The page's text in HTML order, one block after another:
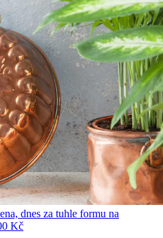
dnes za tuhle formu na
Kč